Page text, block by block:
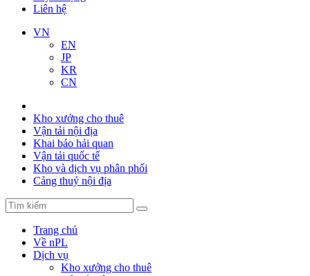
Liên hệ
VN
EN
JP
KR
CN
Kho xưởng cho thuê
Vận tải nội địa
Khai báo hải quan
Vận tải quốc tế
Kho và dịch vụ phân phối
Cảng thuỷ nội địa
Trang chủ
Về nPL
Dịch vụ
Kho xưởng cho thuê